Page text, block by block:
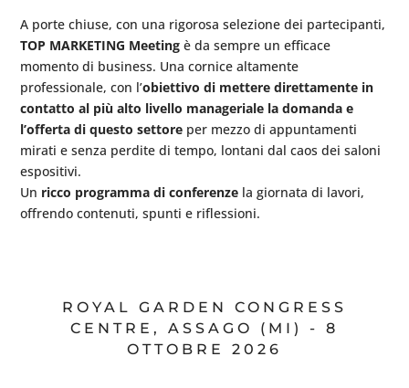
A porte chiuse, con una rigorosa selezione dei partecipanti,
TOP MARKETING Meeting è da sempre un efficace
momento di business. Una cornice altamente
professionale, con l’obiettivo di mettere direttamente in
contatto al più alto livello manageriale la domanda e
l’offerta di questo settore per mezzo di appuntamenti
mirati e senza perdite di tempo, lontani dal caos dei saloni
espositivi.
Un ricco programma di conferenze la giornata di lavori,
offrendo contenuti, spunti e riflessioni.
ROYAL GARDEN CONGRESS
CENTRE, ASSAGO (MI) - 8
OTTOBRE 2026